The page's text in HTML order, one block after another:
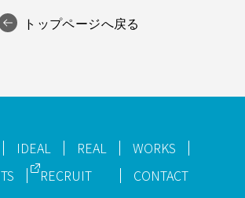
トップページへ戻る
IDEAL REAL
WORKS
RECRUIT CONTACT